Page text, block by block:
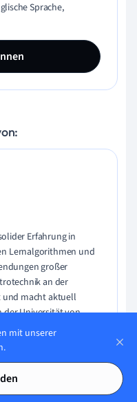
Sprache,
Erfahrung in
Lernalgorithmen und
großer
an der
und macht aktuell
der Universität von
Lernen.
in Software-
gearbeitet.
mit unserer